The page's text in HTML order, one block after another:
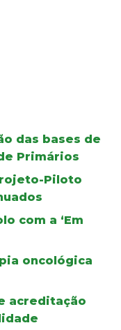
das bases de
Primários
Piloto
com a ‘Em
oncológica
acreditação